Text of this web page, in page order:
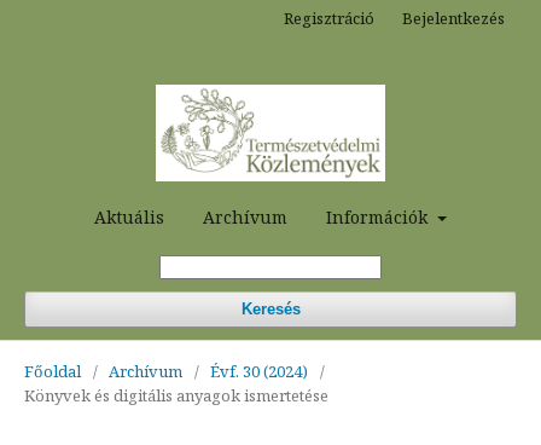
Aktuális Archívum Információk
Keresés
Regisztráció Bejelentkezés
Főoldal / Archívum / Évf. 30 (2024)
/
Könyvek és digitális anyagok ismertetése